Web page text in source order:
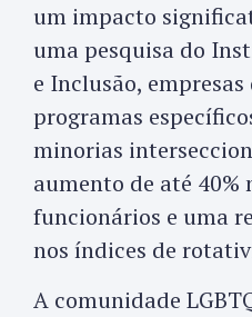
um impacto
uma pesquisa do
e Inclusão,
programas
minorias
aumento de até 40%
funcionários e uma
nos índices de
A comunidade